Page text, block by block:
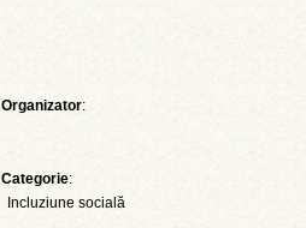
Organizator:
Categorie:
Incluziune socială